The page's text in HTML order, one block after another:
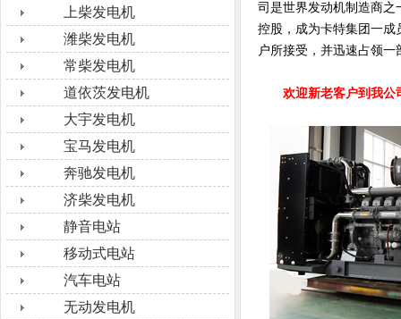
上柴发电机
潍柴发电机
常柴发电机
道依茨发电机
大宇发电机
宝马发电机
奔驰发电机
济柴发电机
静音电站
移动式电站
汽车电站
无动发电机
司是世界发动机制造商之
控股，成为卡特集团一成
户所接受，并迅速占领
欢迎新老客户到我公